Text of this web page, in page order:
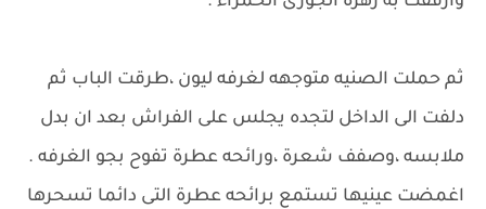
ثم حملت الصنيه متوجهه لغرفه ليون ،طرقت الباب ثم
دلفت الى الداخل لتجده يجلس على الفراش بعد ان بدل
ملابسه ،وصفف شعرة ،ورائحه عطرة تفوح بجو الغرفه .
اغمضت عينيها تستمع برائحه عطرة التى دائما تسحرها